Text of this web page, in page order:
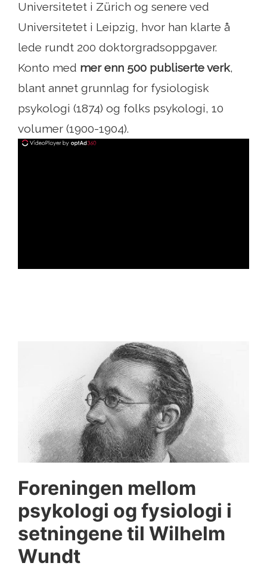
Universitetet i Zürich og senere ved
Universitetet i Leipzig, hvor han klarte å
lede rundt 200 doktorgradsoppgaver.
Konto med mer enn 500 publiserte verk,
blant annet grunnlag for fysiologisk
psykologi (1874) og folks psykologi, 10
volumer (1900-1904).
Foreningen mellom
psykologi og fysiologi i
setningene til Wilhelm
Wundt